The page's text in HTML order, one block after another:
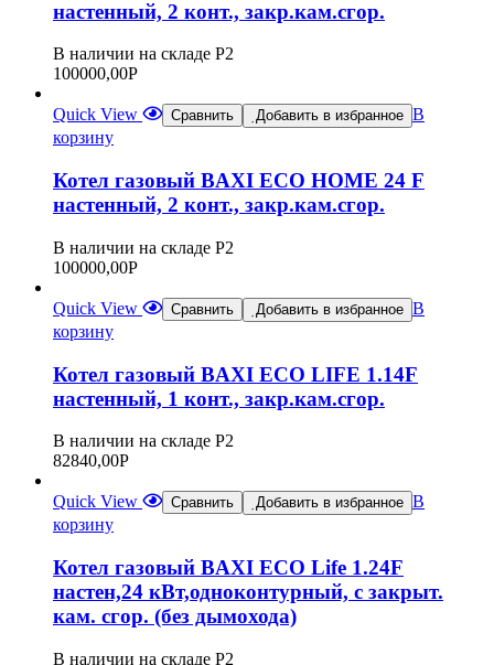
настенный, 2 конт., закр.кам.сгор.
В наличии на складе Р2
100000,00Р
Quick View Сравнить Добавить в избранное В
корзину
Котел газовый BAXI ECO HOME 24 F
настенный, 2 конт., закр.кам.сгор.
В наличии на складе Р2
100000,00Р
Quick View Сравнить Добавить в избранное В
корзину
Котел газовый BAXI ECO LIFE 1.14F
настенный, 1 конт., закр.кам.сгор.
В наличии на складе Р2
82840,00Р
Quick View Сравнить Добавить в избранное В
корзину
Котел газовый BAXI ECO Life 1.24F
настен,24 кВт,одноконтурный, с закрыт.
кам. сгор. (без дымохода)
В наличии на складе Р2